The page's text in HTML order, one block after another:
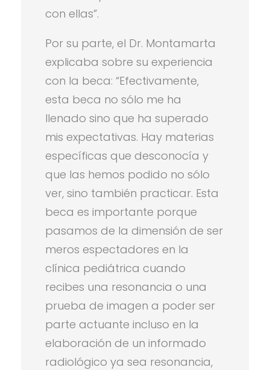
con ellas”.
Por su parte, el Dr. Montamarta
explicaba sobre su experiencia
con la beca: “Efectivamente,
esta beca no sólo me ha
llenado sino que ha superado
mis expectativas. Hay materias
específicas que desconocía y
que las hemos podido no sólo
ver, sino también practicar. Esta
beca es importante porque
pasamos de la dimensión de ser
meros espectadores en la
clínica pediátrica cuando
recibes una resonancia o una
prueba de imagen a poder ser
parte actuante incluso en la
elaboración de un informado
radiológico ya sea resonancia,